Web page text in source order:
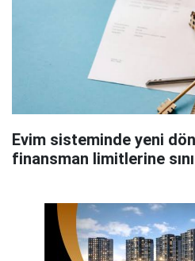
Evim sisteminde yeni
finansman limitlerine